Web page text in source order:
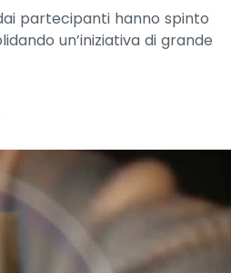
partecipanti hanno spinto
un’iniziativa di grande